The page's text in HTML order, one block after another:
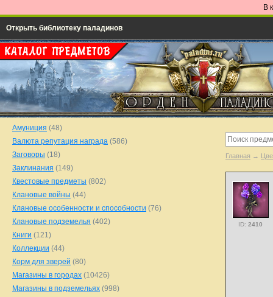
В
Открыть библиотеку паладинов
Главная →
ID: 2410
Амуниция (48)
Валюта репутация награда (586)
Заговоры (18)
Заклинания (149)
Квестовые предметы (802)
Клановые войны (44)
Клановые особенности и способности (76)
Клановые подземелья (402)
Книги (121)
Коллекции (44)
Корм для зверей (80)
Магазины в городах (10426)
Магазины в подземельях (998)